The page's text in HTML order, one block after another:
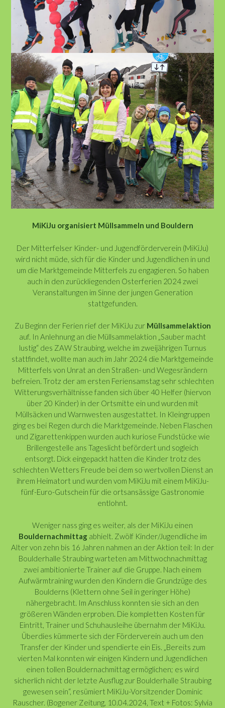
MiKiJu organisiert Müllsammeln und Bouldern
Der Mitterfelser Kinder- und Jugendförderverein (MiKiJu)
wird nicht müde, sich für die Kinder und Jugendlichen in und
um die Marktgemeinde Mitterfels zu engagieren. So haben
auch in den zurückliegenden Osterferien 2024 zwei
Veranstaltungen im Sinne der jungen Generation
stattgefunden.
Zu Beginn der Ferien rief der MiKiJu zur Müllsammelaktion
auf. In Anlehnung an die Müllsammelaktion „Sauber macht
lustig“ des ZAW Straubing, welche im zweijährigen Turnus
stattfindet, wollte man auch im Jahr 2024 die Marktgemeinde
Mitterfels von Unrat an den Straßen- und Wegesrändern
befreien. Trotz der am ersten Feriensamstag sehr schlechten
Witterungsverhältnisse fanden sich über 40 Helfer (hiervon
über 20 Kinder) in der Ortsmitte ein und wurden mit
Müllsäcken und Warnwesten ausgestattet. In Kleingruppen
ging es bei Regen durch die Marktgemeinde. Neben Flaschen
und Zigarettenkippen wurden auch kuriose Fundstücke wie
Brillengestelle ans Tageslicht befördert und sogleich
entsorgt. Dick eingepackt hatten die Kinder trotz des
schlechten Wetters Freude bei dem so wertvollen Dienst an
ihrem Heimatort und wurden vom MiKiJu mit einem MiKiJu-
fünf-Euro-Gutschein für die ortsansässige Gastronomie
entlohnt.
Weniger nass ging es weiter, als der MiKiJu einen
Bouldernachmittagabhielt. Zwölf Kinder/Jugendliche im
Alter von zehn bis 16 Jahren nahmen an der Aktion teil: In der
Boulderhalle Straubing warteten am Mittwochnachmittag
zwei ambitionierte Trainer auf die Gruppe. Nach einem
Aufwärmtraining wurden den Kindern die Grundzüge des
Boulderns (Klettern ohne Seil in geringer Höhe)
nähergebracht. Im Anschluss konnten sie sich an den
größeren Wänden erproben. Die kompletten Kosten für
Eintritt, Trainer und Schuhausleihe übernahm der MiKiJu.
Überdies kümmerte sich der Förderverein auch um den
Transfer der Kinder und spendierte ein Eis. „Bereits zum
vierten Mal konnten wir einigen Kindern und Jugendlichen
einen tollen Bouldernachmittag ermöglichen; es wird
sicherlich nicht der letzte Ausflug zur Boulderhalle Straubing
gewesen sein“, resümiert MiKiJu-Vorsitzender Dominic
Rauscher. (Bogener Zeitung, 10.04.2024, Text + Fotos: Sylvia